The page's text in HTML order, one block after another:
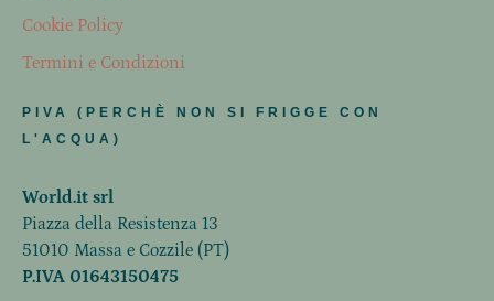
Cookie Policy
Termini e Condizioni
PIVA (PERCHÈ NON SI FRIGGE CON
L'ACQUA)
World.it srl
Piazza della Resistenza 13
51010 Massa e Cozzile (PT)
P.IVA 01643150475